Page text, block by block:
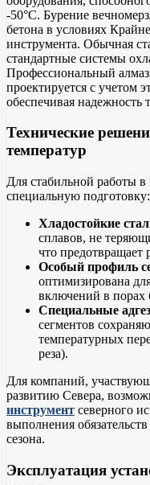
-50°C. Бурение
бетона в условиях
инструмента. Обычная
стандартные системы
Профессиональный
проектируется с учетом
обеспечивая надежность
Технические
температур
Для стабильной работы
специальную подготовку:
Хладостойкие
сплавов, не
что предотвращает
Особый профиль
оптимизирована
включений в порах
Специальные
сегментов
температурных
реза).
Для компаний,
развитию Севера,
инструмент северного
выполнения
сезона.
Эксплуатация